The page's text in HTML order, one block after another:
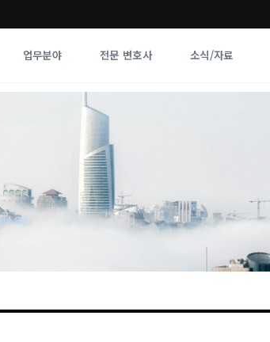
업무분야 전문 변호사 소식/자료
요?